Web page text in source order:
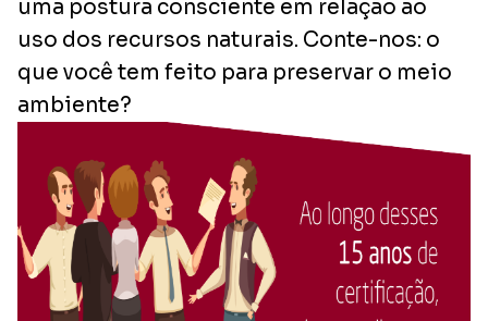
uma postura consciente em relação ao
uso dos recursos naturais. Conte-nos: o
que você tem feito para preservar o meio
ambiente?